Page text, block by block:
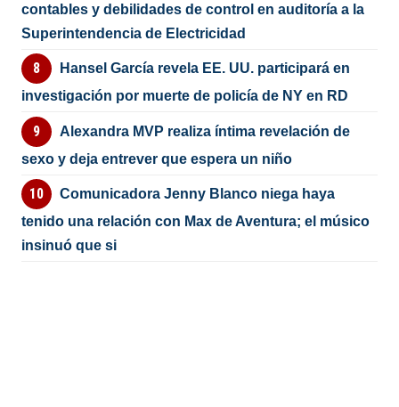
contables y debilidades de control en auditoría a la
Superintendencia de Electricidad
Hansel García revela EE. UU. participará en
investigación por muerte de policía de NY en RD
Alexandra MVP realiza íntima revelación de
sexo y deja entrever que espera un niño
Comunicadora Jenny Blanco niega haya
tenido una relación con Max de Aventura; el músico
insinuó que si